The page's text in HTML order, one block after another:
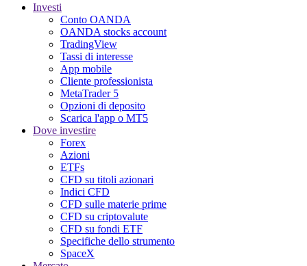
Investi
Conto OANDA
OANDA stocks account
TradingView
Tassi di interesse
App mobile
Cliente professionista
MetaTrader 5
Opzioni di deposito
Scarica l'app o MT5
Dove investire
Forex
Azioni
ETFs
CFD su titoli azionari
Indici CFD
CFD sulle materie prime
CFD su criptovalute
CFD su fondi ETF
Specifiche dello strumento
SpaceX